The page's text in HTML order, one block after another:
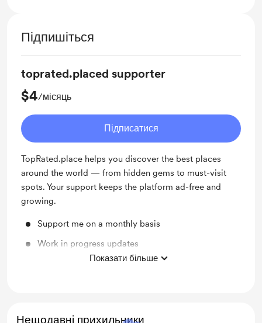
Підпишіться
toprated.placed supporter
$4/місяць
Підписатися
TopRated.place helps you discover the best places
around the world — from hidden gems to must-visit
spots. Your support keeps the platform ad-free and
growing.
Support me on a monthly basis
Work in progress updates
Early access to new features
Показати більше
Нещодавні прихильники